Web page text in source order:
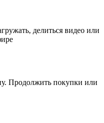
делиться видео или
Продолжить покупки или